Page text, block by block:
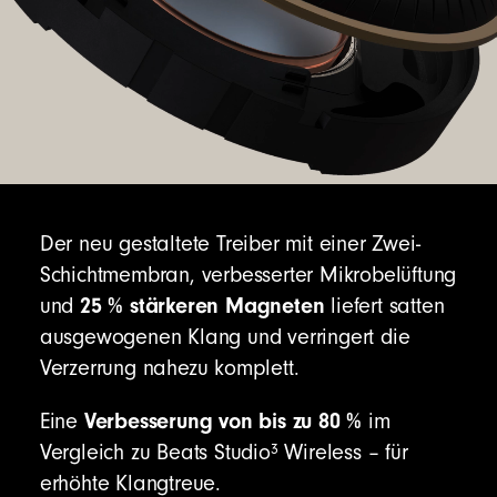
Lade die Beats Appherunter, um zusätzliche
Funktionen freizuschalten wie Zugriff auf
Produktanpassungen, Software-Updates und
neue Funktionen, um das Beste aus deinen
Kopfhörern herauszuholen.
Bis zu 40 Stunden Wiedergabezeit (ANC
deaktiviert)1mit einem einzigen Ladevorgang
Bis zu 24 Stunden Wiedergabezeit mit
aktiviertem ANC oder Transparentmodus1
Wenn dein Akkustand niedrig ist, bekommst du
zusätzliche Wiedergabezeit 11.
Universelles Aufladen über USB-C
Der neu gestaltete Treiber mit einer Zwei-
Schichtmembran, verbesserter Mikrobelüftung
und25 % stärkeren Magneten liefert satten
ausgewogenen Klang und verringert die
Verzerrung nahezu komplett.
Eine Verbesserung von bis zu 80 % im
Vergleich zu Beats Studio3 Wireless – für
erhöhte Klangtreue.